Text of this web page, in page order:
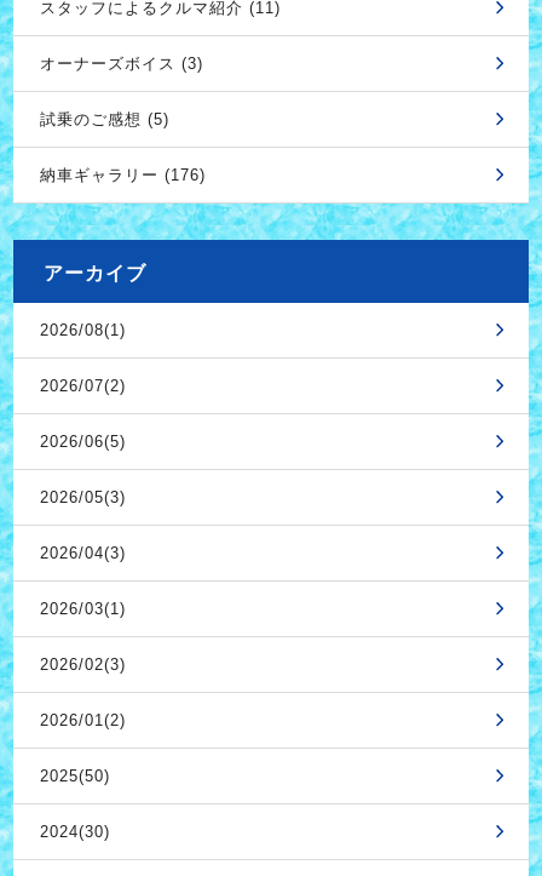
スタッフによるクルマ紹介 (11)
オーナーズボイス (3)
試乗のご感想 (5)
納車ギャラリー (176)
アーカイブ
2026/08(1)
2026/07(2)
2026/06(5)
2026/05(3)
2026/04(3)
2026/03(1)
2026/02(3)
2026/01(2)
2025(50)
2024(30)